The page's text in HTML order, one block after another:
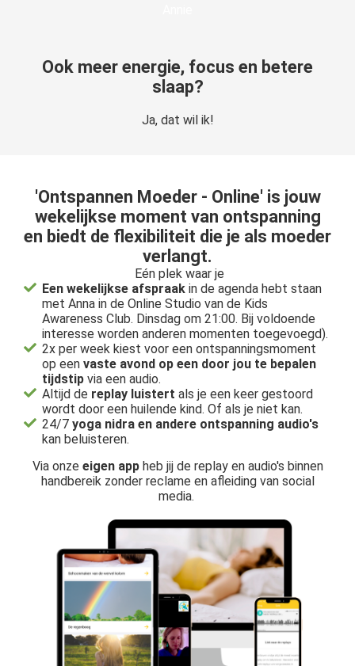
Ook meer energie, focus en betere
slaap?
Ja, dat wil ik!
'Ontspannen Moeder - Online' is jouw
wekelijkse moment van ontspanning
en biedt de flexibiliteit die je als moeder
verlangt.
Eén plek waar je
Een wekelijkse afspraak in de agenda hebt staan
met Anna in de Online Studio van de Kids
Awareness Club. Dinsdag om 21:00. Bij voldoende
interesse worden anderen momenten toegevoegd).
2x per week kiest voor een ontspanningsmoment
op een vaste avond op een door jou te bepalen
tijdstip via een audio.
Altijd de replay luistert als je een keer gestoord
wordt door een huilende kind. Of als je niet kan.
24/7yoga nidra en andere ontspanning audio's
kan beluisteren.
Via onze eigen appheb jij de replay en audio's binnen
handbereik zonder reclame en afleiding van social
media.